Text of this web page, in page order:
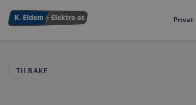
Privat
TILBAKE